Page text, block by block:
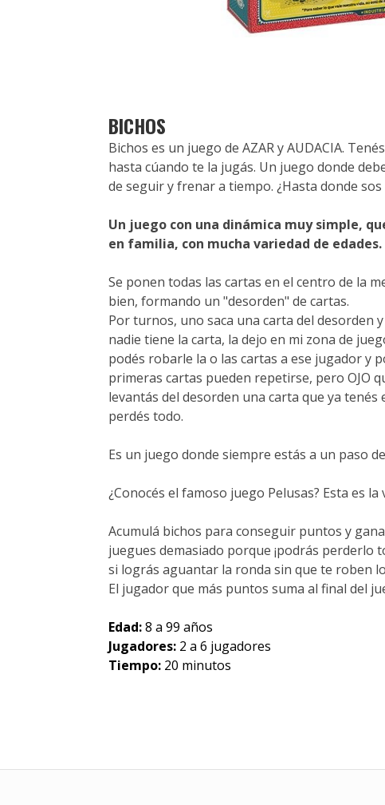
BICHOS
Bichos es un juego de AZAR y AUDACIA.
hasta cúando te la jugás. Un juego donde
de seguir y frenar a tiempo. ¿Hasta donde
Un juego con una dinámica muy simple,
en familia, con mucha variedad de edades.
Se ponen todas las cartas en el centro de la
bien, formando un "desorden" de cartas.
Por turnos, uno saca una carta del desorden
nadie tiene la carta, la dejo en mi zona de
podés robarle la o las cartas a ese jugador y
primeras cartas pueden repetirse, pero OJO
levantás del desorden una carta que ya tenés
perdés todo.
Es un juego donde siempre estás a un paso
¿Conocés el famoso juego Pelusas? Esta es
Acumulá bichos para conseguir puntos y
juegues demasiado porque ¡podrás perderlo
si lográs aguantar la ronda sin que te roben
El jugador que más puntos suma al final del
Edad:8 a 99 años
Jugadores:2 a 6 jugadores
Tiempo:20 minutos